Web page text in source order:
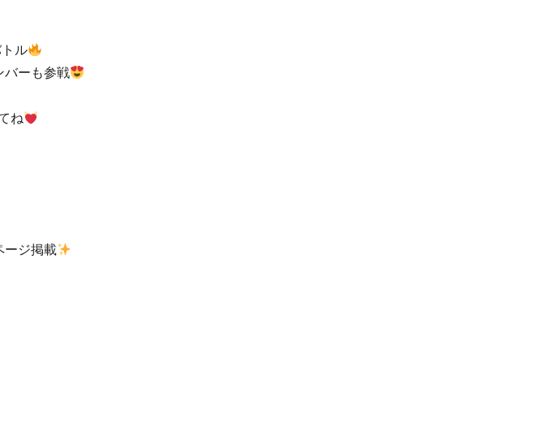
ル
バーも参戦
ね
ージ掲載